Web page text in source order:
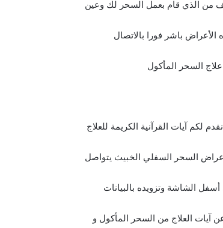
من الذي قام بعمل السحر لك وعين
باشر فورا بالاتصال
السحر المأكول​
لكم آيات القرآنية الكريمة للعلاج
السحر السفلي الخبيث يتواصل
الشاشة وتزويده بالبيانات
آيات العلاج من السحر المأكول و